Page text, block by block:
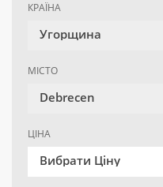
КРАЇНА
Угорщина
МІСТО
Debrecen
ЦІНА
Вибрати Ціну